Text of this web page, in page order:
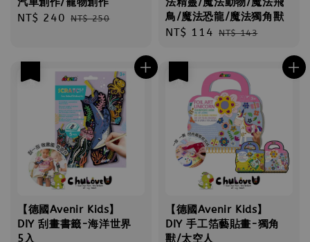
Sale
NT$ 240 Regular
NT$ 250
鳥/魔法恐龍/魔法獨角獸
Sale
NT$ 114 Regular
NT$ 143
【德國Avenir Kids】
DIY 刮畫書籤-海洋世界
5入
【德國Avenir Kids】
DIY 手工箔藝貼畫-獨角
獸/太空人